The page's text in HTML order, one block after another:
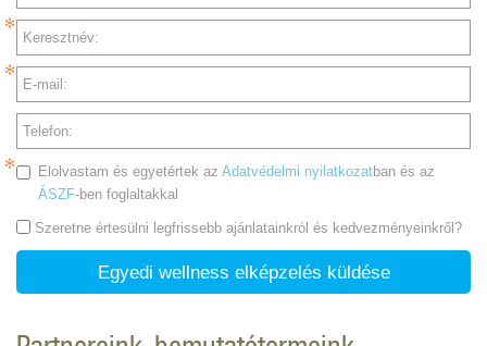
Keresztnév:
E-mail:
Telefon:
Elolvastam és egyetértek az Adatvédelmi nyilatkozatban és az
ÁSZF-ben foglaltakkal
Szeretne értesülni legfrissebb ajánlatainkról és kedvezményeinkről?
Egyedi wellness elképzelés küldése